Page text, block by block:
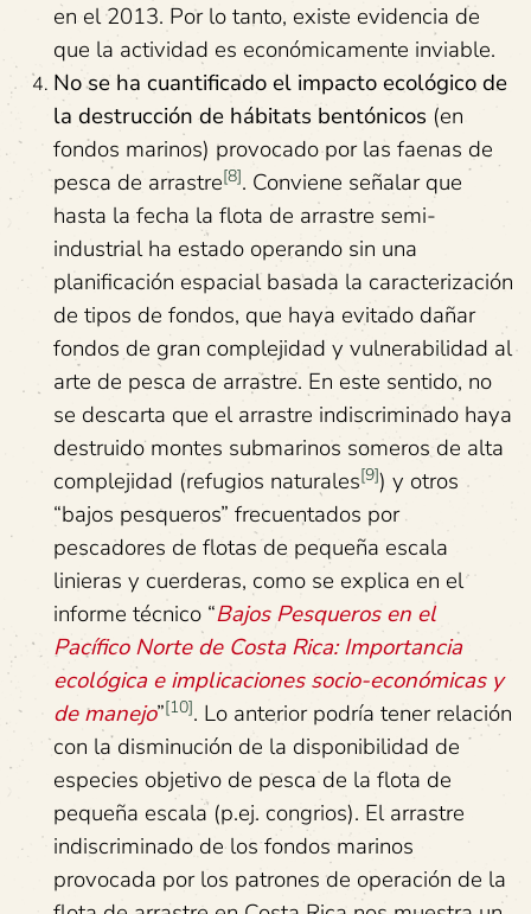
en el 2013. Por lo tanto, existe evidencia de
que la actividad es económicamente inviable.
No se ha cuantificado el impacto ecológico de
la destrucción de hábitats bentónicos (en
fondos marinos) provocado por las faenas de
pesca de arrastre[8]. Conviene señalar que
hasta la fecha la flota de arrastre semi-
industrial ha estado operando sin una
planificación espacial basada la caracterización
de tipos de fondos, que haya evitado dañar
fondos de gran complejidad y vulnerabilidad al
arte de pesca de arrastre. En este sentido, no
se descarta que el arrastre indiscriminado haya
destruido montes submarinos someros de alta
complejidad (refugios naturales[9]) y otros
“bajos pesqueros” frecuentados por
pescadores de flotas de pequeña escala
linieras y cuerderas, como se explica en el
informe técnico “Bajos Pesqueros en el
Pacífico Norte de Costa Rica: Importancia
ecológica e implicaciones socio-económicas y
de manejo”[10]. Lo anterior podría tener relación
con la disminución de la disponibilidad de
especies objetivo de pesca de la flota de
pequeña escala (p.ej. congrios). El arrastre
indiscriminado de los fondos marinos
provocada por los patrones de operación de la